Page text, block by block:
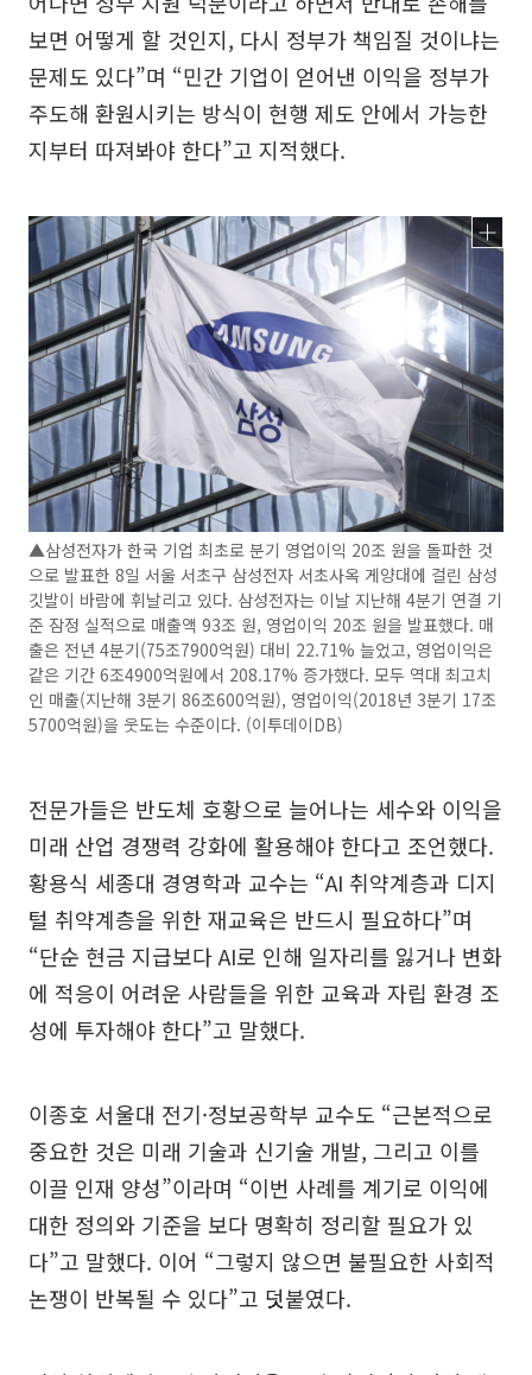
보면 어떻게 할 것인지, 다시 정부가 책임질 것이냐는
문제도 있다”며 “민간 기업이 얻어낸 이익을 정부가
주도해 환원시키는 방식이 현행 제도 안에서 가능한
지부터 따져봐야 한다”고 지적했다.
▲삼성전자가 한국 기업 최초로 분기 영업이익 20조 원을 돌파한 것
으로 발표한 8일 서울 서초구 삼성전자 서초사옥 게양대에 걸린 삼성
깃발이 바람에 휘날리고 있다. 삼성전자는 이날 지난해 4분기 연결 기
준 잠정 실적으로 매출액 93조 원, 영업이익 20조 원을 발표했다. 매
출은 전년 4분기(75조7900억원) 대비 22.71% 늘었고, 영업이익은
같은 기간 6조4900억원에서 208.17% 증가했다. 모두 역대 최고치
인 매출(지난해 3분기 86조600억원), 영업이익(2018년 3분기 17조
5700억원)을 웃도는 수준이다. (이투데이DB)
전문가들은 반도체 호황으로 늘어나는 세수와 이익을
미래 산업 경쟁력 강화에 활용해야 한다고 조언했다.
황용식 세종대 경영학과 교수는 “AI 취약계층과 디지
털 취약계층을 위한 재교육은 반드시 필요하다”며
“단순 현금 지급보다 AI로 인해 일자리를 잃거나 변화
에 적응이 어려운 사람들을 위한 교육과 자립 환경 조
성에 투자해야 한다”고 말했다.
이종호 서울대 전기·정보공학부 교수도 “근본적으로
중요한 것은 미래 기술과 신기술 개발, 그리고 이를
이끌 인재 양성”이라며 “이번 사례를 계기로 이익에
대한 정의와 기준을 보다 명확히 정리할 필요가 있
다”고 말했다. 이어 “그렇지 않으면 불필요한 사회적
논쟁이 반복될 수 있다”고 덧붙였다.